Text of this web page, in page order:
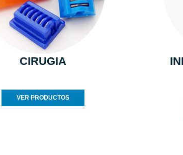
CIRUGIA
VER PRODUCTOS